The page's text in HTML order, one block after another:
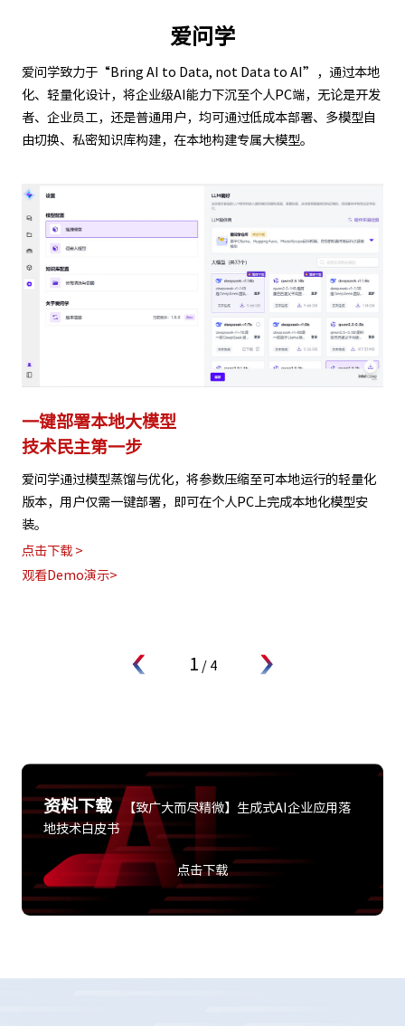
爱问学
爱问学致力于“Bring AI to Data, not Data to AI”，通过本地
化、轻量化设计，将企业级AI能力下沉至个人PC端，无论是开发
者、企业员工，还是普通用户，均可通过低成本部署、多模型自
由切换、私密知识库构建，在本地构建专属大模型。
一键部署本地大模型
技术民主第一步
爱问学通过模型蒸馏与优化，将参数压缩至可本地运行的轻量化
版本，用户仅需一键部署，即可在个人PC上完成本地化模型安
装。
点击下载 >
观看Demo演示>
1 / 4
资料下载
【致广大而尽精微】生成式AI企业应用落
地技术白皮书
点击下载